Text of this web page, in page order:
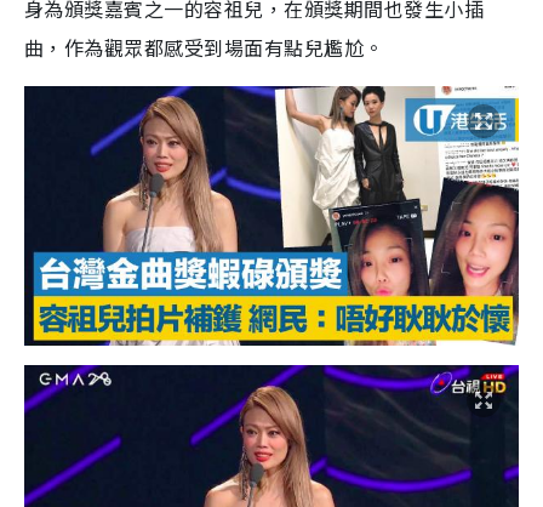
身為頒獎嘉賓之一的容祖兒，在頒獎期間也發生小插
曲，作為觀眾都感受到場面有點兒尷尬。